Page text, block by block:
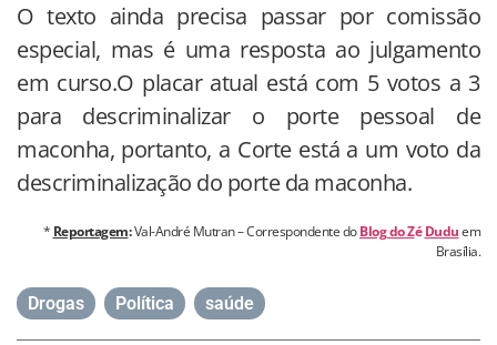
O texto ainda precisa passar por comissão
especial, mas é uma resposta ao julgamento
em curso.O placar atual está com 5 votos a 3
para descriminalizar o porte pessoal de
maconha, portanto, a Corte está a um voto da
descriminalização do porte da maconha.
* Reportagem:Val-André Mutran – Correspondente doBlog do ZéDuduem
Brasília.
Drogas Política saúde